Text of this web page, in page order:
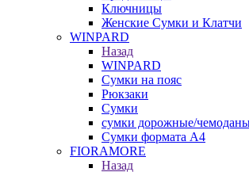
Ключницы
Женские Сумки и Клатчи
WINPARD
Назад
WINPARD
Сумки на пояс
Рюкзаки
Сумки
сумки дорожные/
Сумки формата А4
FIORAMORE
Назад